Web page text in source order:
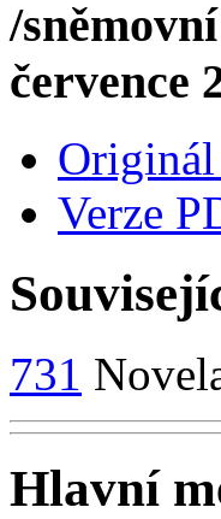
/
července
Verze
731
Hlavní